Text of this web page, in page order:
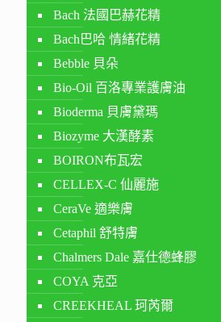
Bach 法國巴赫花精
Bach巴哈 情緒花精
Bebble 貝朵
Bio-Oil 百洛專業護膚油
Bioderma 貝膚黛瑪
Biozyme 大漢酵素
BOIRON布瓦宏
CELLEX-C 仙麗施
CeraVe 適樂膚
Cetaphil 舒特膚
Chalmers Dale 嘉仕德蜂膠
COYA 克亞
CREEKHEAL 珂芮爾